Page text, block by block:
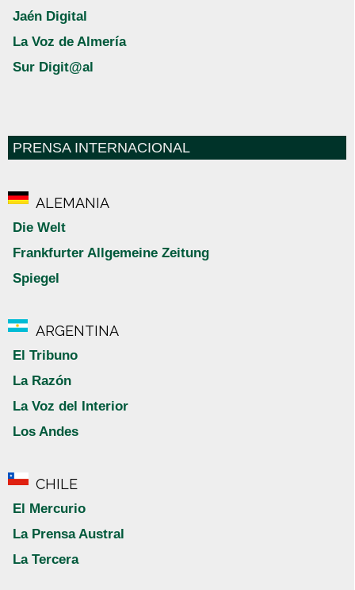
Jaén Digital
La Voz de Almería
Sur Digit@al
PRENSA INTERNACIONAL
ALEMANIA
Die Welt
Frankfurter Allgemeine Zeitung
Spiegel
ARGENTINA
El Tribuno
La Razón
La Voz del Interior
Los Andes
CHILE
El Mercurio
La Prensa Austral
La Tercera